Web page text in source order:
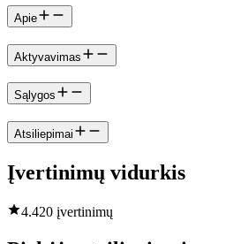
Apie
Aktyvavimas
Sąlygos
Atsiliepimai
Įvertinimų vidurkis
4.420 įvertinimų